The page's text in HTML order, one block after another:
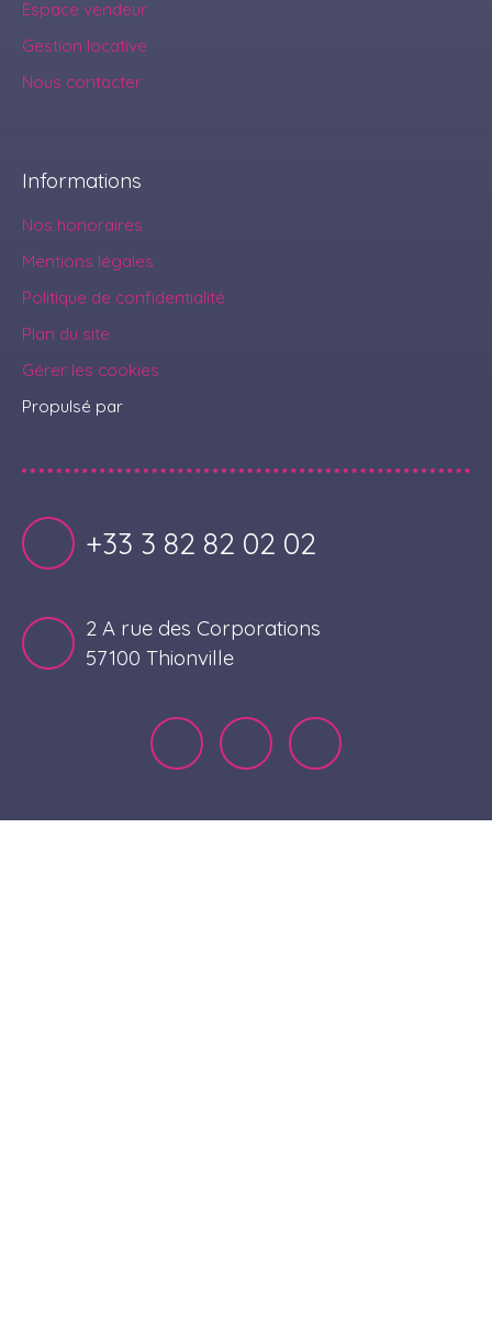
Espace vendeur
Gestion locative
Nous contacter
Informations
Nos honoraires
Mentions légales
Politique de confidentialité
Plan du site
Gérer les cookies
Propulsé par
+33 3 82 82 02 02
2 A rue des Corporations
57100 Thionville